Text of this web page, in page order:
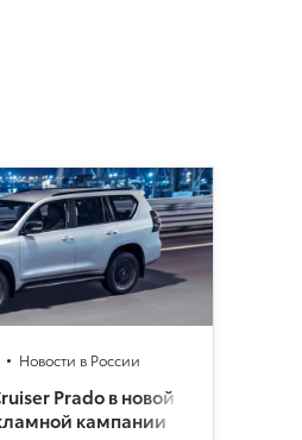
Новости в России
Prado в новой
кампании